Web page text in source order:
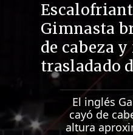
Gimnasta
de cabeza y
trasladado
El inglés
cayó de
altura